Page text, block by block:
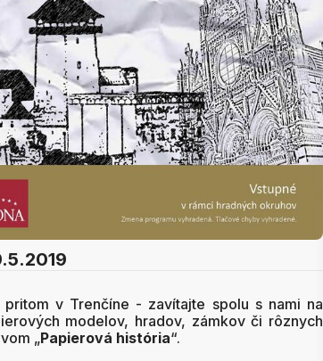
v Trenčíne - zavítajte spolu s nami na
modelov, hradov, zámkov či rôznych
„Papierová história“.